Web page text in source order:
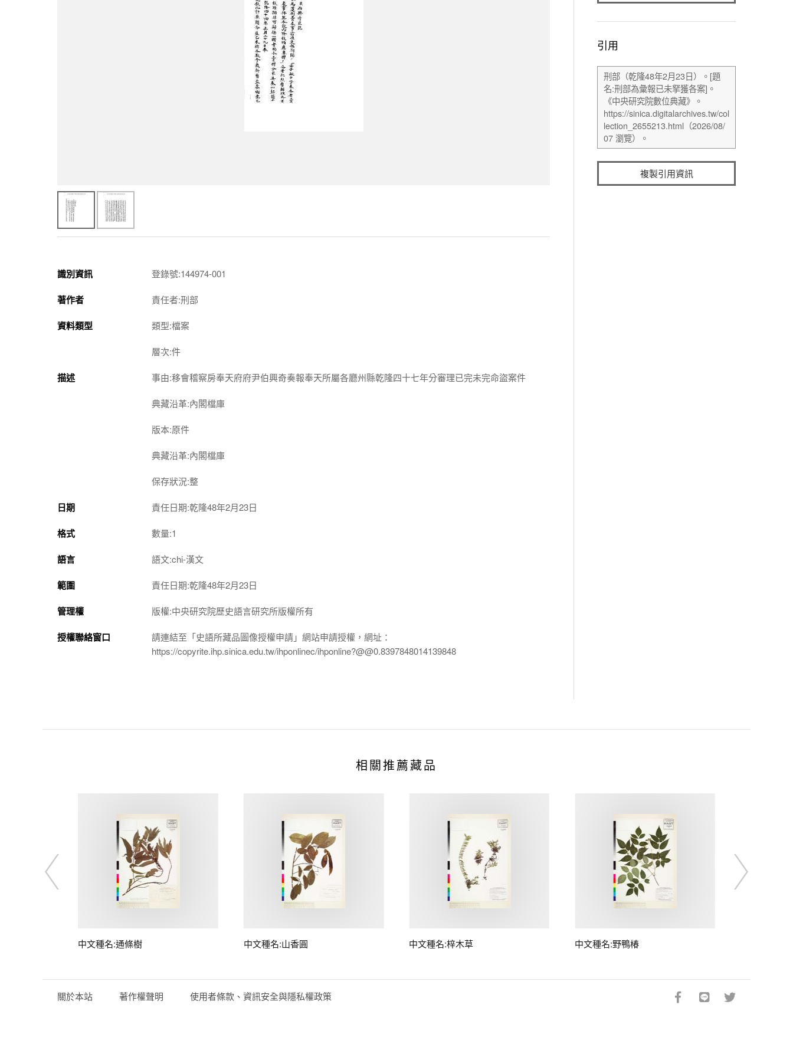
識別資訊 登錄號:144974-001
著作者 責任者:刑部
資料類型 類型:檔案
層次:件
描述 事由:移會稽察房奉天府府尹伯興奇奏報奉天所屬各廳州縣乾隆四十七年分審理已完未完命盜案件
典藏沿革:內閣檔庫
版本:原件
典藏沿革:內閣檔庫
保存狀況:整
日期 責任日期:乾隆48年2月23日
格式 數量:1
語言 語文:chi-漢文
範圍 責任日期:乾隆48年2月23日
管理權 版權:中央研究院歷史語言研究所版權所有
授權聯絡窗口
請連結至「史語所藏品圖像授權申請」網站申請授權，網址：
https://copyrite.ihp.sinica.edu.tw/ihponlinec/ihponline?@@0.8397848014139848
引用
複製引用資訊
相關推薦藏品
中文種名:通條樹 中文種名:山香圓 中文種名:梓木草 中文種名:野鴨椿
關於本站 著作權聲明 使用者條款、資訊安全與隱私權政策